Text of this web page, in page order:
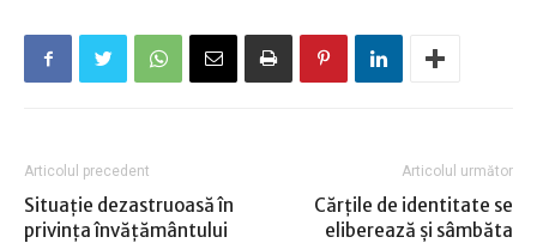
Articolul precedent
Situaţie dezastruoasă în
privinţa învăţământului
Articolul următor
Cărţile de identitate se
eliberează şi sâmbăta